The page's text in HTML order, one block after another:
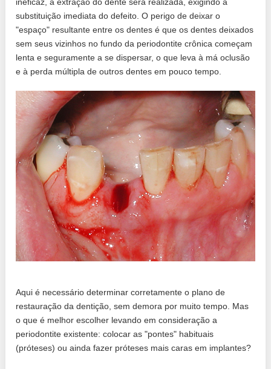
substituição imediata do defeito. O perigo de deixar o
"espaço" resultante entre os dentes é que os dentes deixados
sem seus vizinhos no fundo da periodontite crônica começam
lenta e seguramente a se dispersar, o que leva à má oclusão
e à perda múltipla de outros dentes em pouco tempo.
Aqui é necessário determinar corretamente o plano de
restauração da dentição, sem demora por muito tempo. Mas
o que é melhor escolher levando em consideração a
periodontite existente: colocar as "pontes" habituais
(próteses) ou ainda fazer próteses mais caras em implantes?